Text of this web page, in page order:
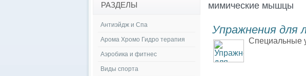
мимические мышцы
Упражнения для
Специальные
РАЗДЕЛЫ
Антиэйдж и Спа
Арома Хромо Гидро терапия
Аэробика и фитнес
Виды спорта